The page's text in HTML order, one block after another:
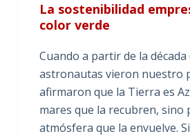
La sostenibilidad
color verde
Cuando a partir de la década
astronautas vieron nuestro
afirmaron que la Tierra es
mares que la recubren, sino
atmósfera que la envuelve.